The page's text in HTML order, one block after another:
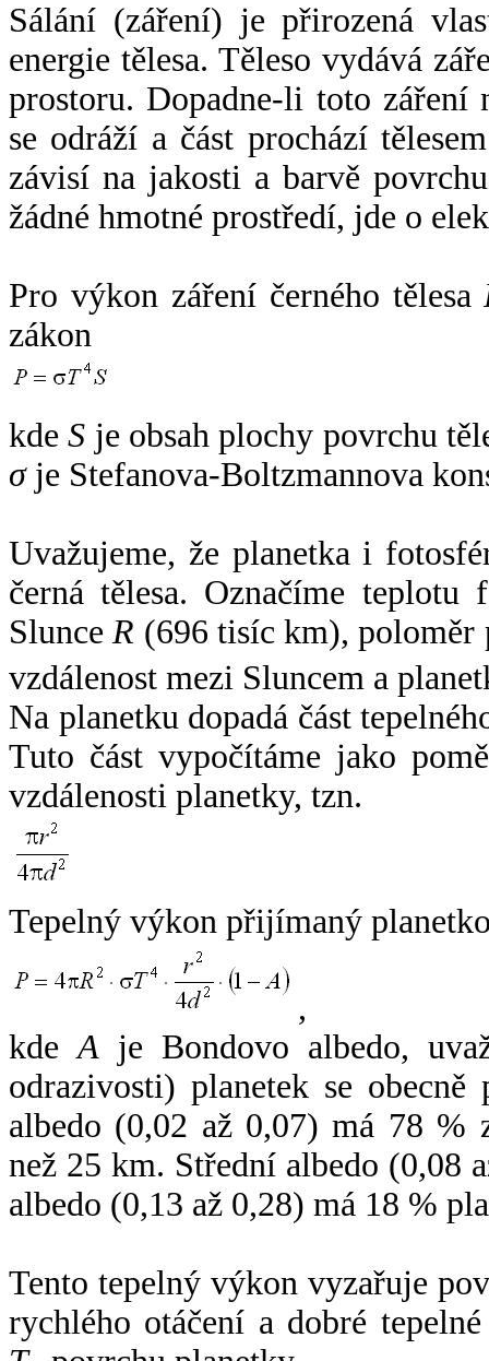
Sálání (záření) je přirozená
energie tělesa. Těleso vydává
prostoru. Dopadne-li toto záření
se odráží a část prochází
závisí na jakosti a barvě
žádné hmotné prostředí, jde o
Pro výkon záření černého tělesa
zákon
kdeS je obsah plochy povrchu
σje Stefanova-Boltzmannova
Uvažujeme, že planetka i
černá tělesa. Označíme
SlunceR (696 tisíc km),
vzdálenost mezi Sluncem a
Na planetku dopadá část
Tuto část vypočítáme jako
vzdálenosti planetky, tzn.
Tepelný výkon přijímaný
,
kdeA je Bondovo albedo,
odrazivosti) planetek se
albedo (0,02 až 0,07) má 78 %
než 25 km. Střední albedo (0,08
albedo (0,13 až 0,28) má 18 %
Tento tepelný výkon vyzařuje
rychlého otáčení a dobré